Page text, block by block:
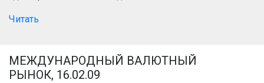
Читать
МЕЖДУНАРОДНЫЙ ВАЛЮТНЫЙ
РЫНОК, 16.02.09